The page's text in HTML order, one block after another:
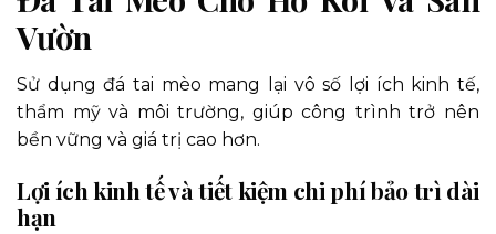
Vườn
Sử dụng đá tai mèo mang lại vô số lợi ích kinh tế,
thẩm mỹ và môi trường, giúp công trình trở nên
bền vững và giá trị cao hơn.
Lợi ích kinh tế và tiết kiệm chi phí bảo trì dài
hạn